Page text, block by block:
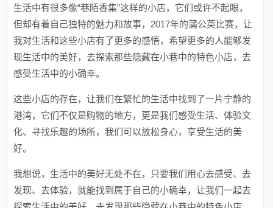
生活中有很多像“巷陌香集”这样的小店，它们或许不起眼，
但却有着自己独特的魅力和故事，2017年的蒲公英比赛，让
我对生活和这些小店有了更多的感悟，希望更多的人能够发
现生活中的美好，去探索那些隐藏在小巷中的特色小店，去
感受生活中的小确幸。
这些小店的存在，让我们在繁忙的生活中找到了一片宁静的
港湾，它们不仅是购物的地方，更是我们感受生活、体验文
化、寻找乐趣的场所，我们可以放松身心，享受生活的美
好。
我想说，生活中的美好无处不在，只要我们用心去感受、去
发现、去体验，就能找到属于自己的小确幸，让我们一起去